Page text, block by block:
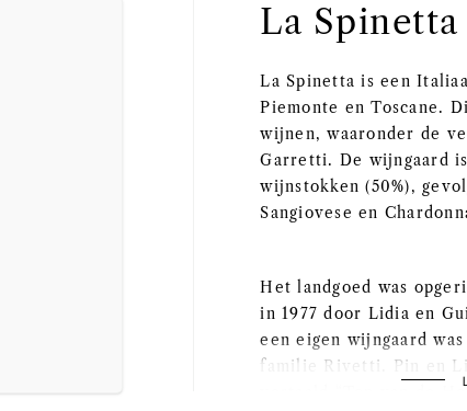
La Spinetta
La Spinetta is een
Piemonte en Toscane.
wijnen, waaronder de
Garretti. De wijngaard
wijnstokken (50%),
Sangiovese en
Het landgoed was
in 1977 door Lidia en
een eigen wijngaard
familie Rivetti. Pin en